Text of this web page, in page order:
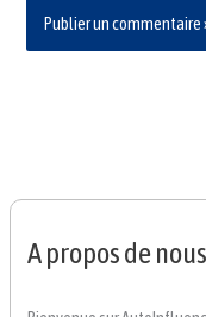
A propos de